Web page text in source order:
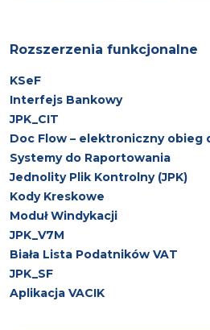
Rozszerzenia funkcjonalne
KSeF
Interfejs Bankowy
JPK_CIT
Doc Flow – elektroniczny obieg
Systemy do Raportowania
Jednolity Plik Kontrolny (JPK)
Kody Kreskowe
Moduł Windykacji
JPK_V7M
Biała Lista Podatników VAT
JPK_SF
Aplikacja VACIK